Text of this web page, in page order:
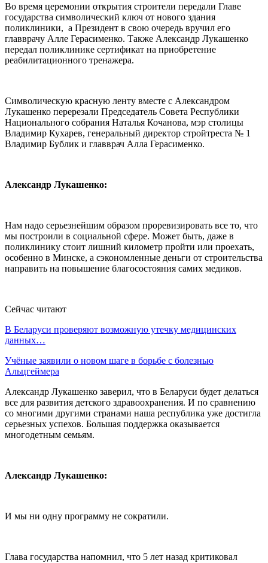
Во время церемонии открытия строители передали Главе
государства символический ключ от нового здания
поликлиники, а Президент в свою очередь вручил его
главврачу Алле Герасименко. Также Александр Лукашенко
передал поликлинике сертификат на приобретение
реабилитационного тренажера.
Символическую красную ленту вместе с Александром
Лукашенко перерезали Председатель Совета Республики
Национального собрания Наталья Кочанова, мэр столицы
Владимир Кухарев, генеральный директор стройтреста № 1
Владимир Бублик и главврач Алла Герасименко.
Александр Лукашенко:
Нам надо серьезнейшим образом проревизировать все то, что
мы построили в социальной сфере. Может быть, даже в
поликлинику стоит лишний километр пройти или проехать,
особенно в Минске, а сэкономленные деньги от строительства
направить на повышение благосостояния самих медиков.
Сейчас читают
В Беларуси проверяют возможную утечку медицинских
данных…
Учёные заявили о новом шаге в борьбе с болезнью
Альцгеймера
Александр Лукашенко заверил, что в Беларуси будет делаться
все для развития детского здравоохранения. И по сравнению
со многими другими странами наша республика уже достигла
серьезных успехов. Большая поддержка оказывается
многодетным семьям.
Александр Лукашенко:
И мы ни одну программу не сократили.
Глава государства напомнил, что 5 лет назад критиковал